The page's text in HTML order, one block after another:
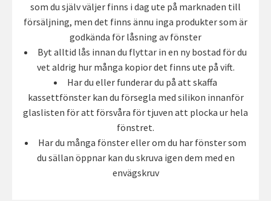
som du själv väljer finns i dag ute på marknaden till
försäljning, men det finns ännu inga produkter som är
godkända för låsning av fönster
Byt alltid lås innan du flyttar in en ny bostad för du
vet aldrig hur många kopior det finns ute på vift.
Har du eller funderar du på att skaffa
kassettfönster kan du försegla med silikon innanför
glaslisten för att försvåra för tjuven att plocka ur hela
fönstret.
Har du många fönster eller om du har fönster som
du sällan öppnar kan du skruva igen dem med en
envägskruv